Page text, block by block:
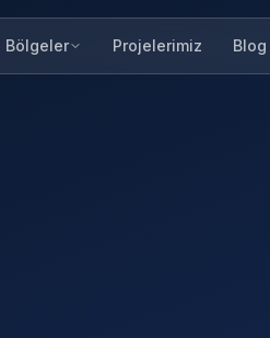
Bölgeler Projelerimiz Blog